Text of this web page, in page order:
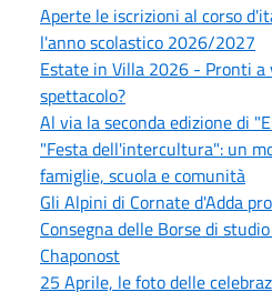
Aperte le iscrizioni al corso
l'anno scolastico 2026/2027
Estate in Villa 2026 - Pronti
spettacolo?
Al via la seconda edizione di
"Festa dell'intercultura": un
famiglie, scuola e comunità
Gli Alpini di Cornate d'Adda
Consegna delle Borse di
Chaponost
25 Aprile, le foto delle